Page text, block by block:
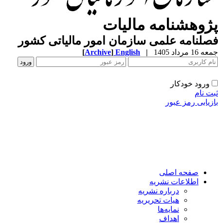
مالیات
علمی سازمان امور مالیاتی کشور
مرداد 1405 |
English
[Archive]
ورود خودکار
نام
رمز عبور
صفحه اصلی
اطلاعات نشریه
درباره نشریه
هیات تحریریه
نمایه‌ها
اهداف